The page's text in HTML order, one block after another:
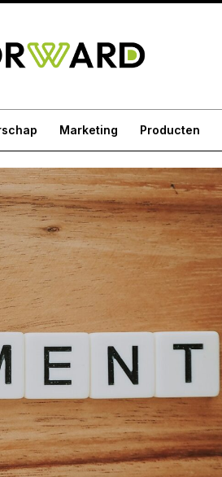
Marketing Producten